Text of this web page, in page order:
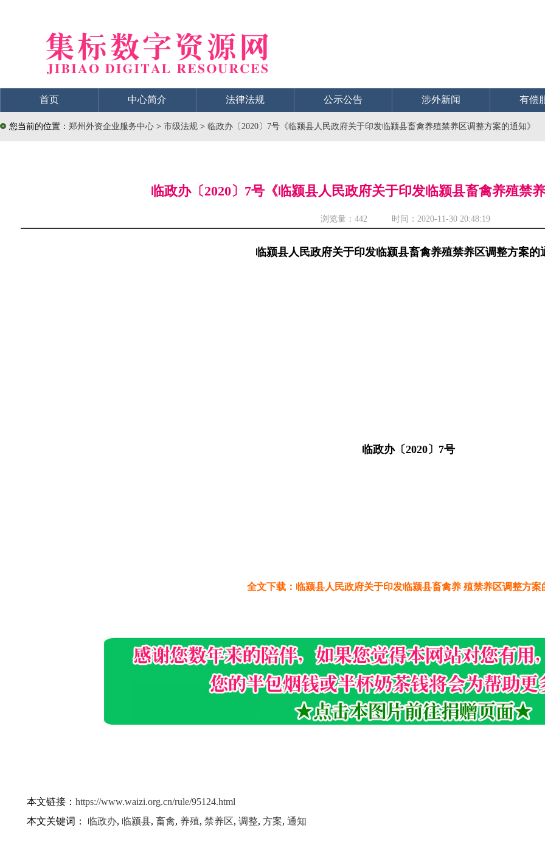
首页 中心简介 法律法规 公示公告 涉外新闻 有偿
您当前的位置： 郑州外资企业服务中心 > 市级法规 > 临政办〔2020〕7号《临颍县人民政府关于印发临颍县畜禽养殖禁养区调整方案的通知》
临政办〔2020〕7号《临颍县人民政府关于印发临颍县畜禽养殖禁
浏览量：442 时间：2020-11-30 20:48:19
临颍县人民政府关于印发临颍县畜禽养殖禁养区调整方案的
临政办〔2020〕7号
全文下载：临颍县人民政府关于印发临颍县畜禽养 殖禁养区调整方案
本文链接： https://www.waizi.org.cn/rule/95124.html
本文关键词： 临政办, 临颍县, 畜禽, 养殖, 禁养区, 调整, 方案, 通知